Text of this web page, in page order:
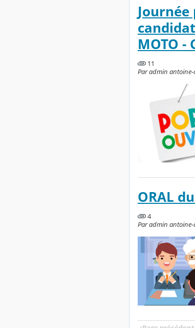
MOTO -
11
Par admin antoine-
ORAL
4
Par admin